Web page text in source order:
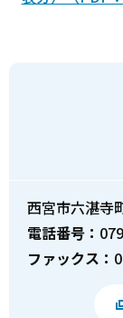
西宮市六湛寺
電話番号：
ファックス：